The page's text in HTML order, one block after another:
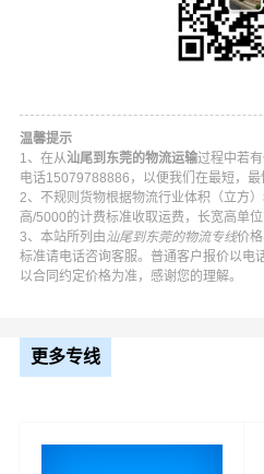
同泰汕尾到东莞物流公司平台
同泰在城区,海丰县,陆河县,陆
流，并提供上门取货，送货到
在途时间，提高了货物流通效
温馨提示
1、在从汕尾到东莞的物流运输过程中若
电话15079788886，以便我们在最短，最
2、不规则货物根据物流行业体积（立方
高/5000的计费标准收取运费，长宽高单位
3、本站所列由 汕尾到东莞的物流专线价
标准请电话咨询客服。普通客户报价以电
以合同约定价格为准，感谢您的理解。
更多专线